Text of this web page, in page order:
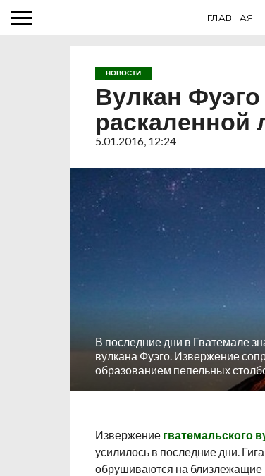
ГЛАВНАЯ
НОВОСТИ
Вулкан
раскаленной
5.01.2016, 12:24
В последние дни в Гватемале
вулкана Фуэго. Извержение
образованием пепельных
Извержение гватемальского
усилилось в последние дни.
обрушиваются на близлежащие